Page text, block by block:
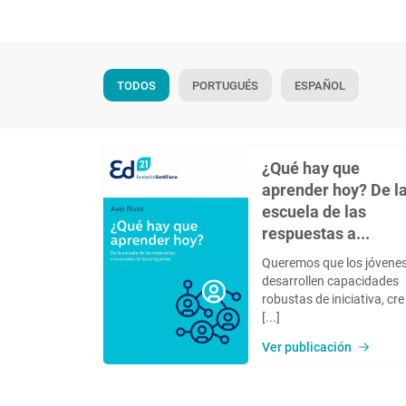
TODOS PORTUGUÉS ESPAÑOL
¿Qué hay que
aprender hoy? De
escuela de las
respuestas a...
Queremos que los
desarrollen capacidades
robustas de iniciativa, cre
[...]
Ver publicación